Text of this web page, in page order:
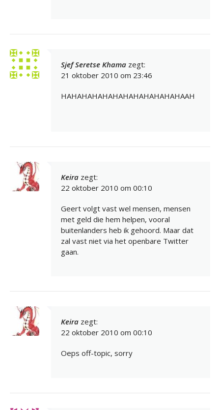
Sjef Seretse Khama zegt:
21 oktober 2010 om 23:46
HAHAHAHAHAHAHAHAHAHAHAHAAH
Keira zegt:
22 oktober 2010 om 00:10
Geert volgt vast wel mensen, mensen
met geld die hem helpen, vooral
buitenlanders heb ik gehoord. Maar dat
zal vast niet via het openbare Twitter
gaan.
Keira zegt:
22 oktober 2010 om 00:10
Oeps off-topic, sorry